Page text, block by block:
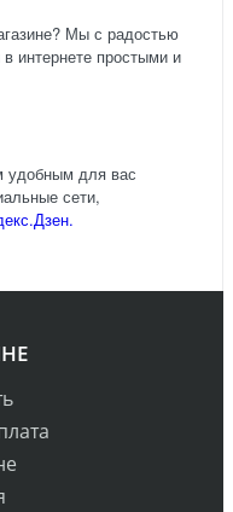
Мы с радостью
интернете простыми и
удобным для вас
сети,